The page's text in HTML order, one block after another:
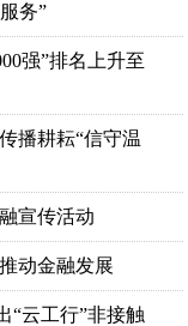
务”
强”排名上升至
播耕耘“信守温
宣传活动
动金融发展
“云工行”非接触